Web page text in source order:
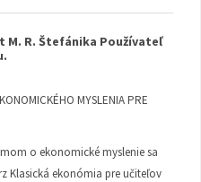
R. Štefánika Používateľ
MYSLENIA PRE
o ekonomické myslenie sa
Klasická ekonómia pre učiteľov